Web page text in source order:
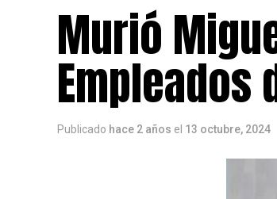
Murió
Empleados
Publicado hace 2 años el 13 octubre, 2024